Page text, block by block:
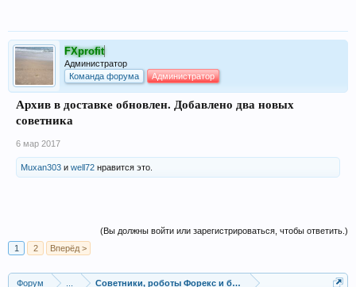
FXprofit
Администратор
Команда форума
Администратор
Архив в доставке обновлен. Добавлено два новых
советника
6 мар 2017
Muxan303 и well72 нравится это.
(Вы должны войти или зарегистрироваться, чтобы ответить.)
1
2 Вперёд >
Форум Советники, роботы Форекс и бинарных опционов